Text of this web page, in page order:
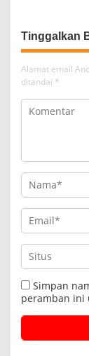
Tinggalkan
Alamat email
ditandai *
Simpan
peramban ini